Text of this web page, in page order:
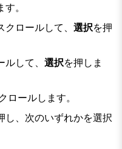
。
クロールして、 選択を押
して、 選択を押しま
ロールします。
し、次のいずれかを選択